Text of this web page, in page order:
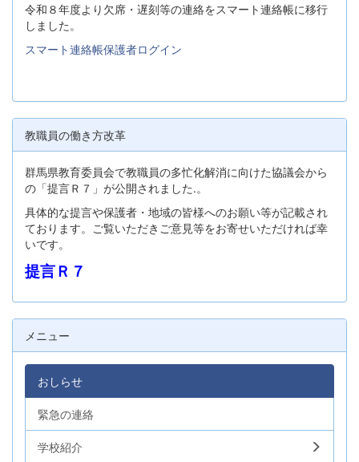
令和８年度より欠席・遅刻等の連絡をスマート連絡帳に移行
しました。
スマート連絡帳保護者ログイン
教職員の働き方改革
群馬県教育委員会で教職員の多忙化解消に向けた協議会から
の「提言Ｒ７」が公開されました.。
具体的な提言や保護者・地域の皆様へのお願い等が記載され
ております。ご覧いただきご意見等をお寄せいただければ幸
いです。
提言Ｒ７
メニュー
おしらせ
緊急の連絡
学校紹介